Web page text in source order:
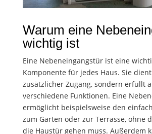
Warum eine
wichtig ist
Eine Nebeneingangstür ist eine
Komponente für jedes Haus. Sie
zusätzlicher Zugang, sondern erfüllt
verschiedene Funktionen. Eine
ermöglicht beispielsweise den
zum Garten oder zur Terrasse, ohne
die Haustür gehen muss. Außerdem